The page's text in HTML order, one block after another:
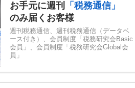
お手元に週刊
「税務通信」
のみ届くお客様
週刊税務通信、週刊税務通信（データベ
ース付き）、会員制度「税務研究会Basic
会員」、会員制度「税務研究会Global会
員」